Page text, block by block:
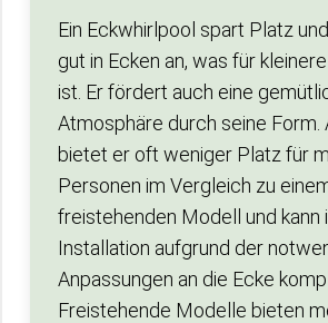
Ein Eckwhirlpool spart Platz
gut in Ecken an, was für
ist. Er fördert auch eine
Atmosphäre durch seine Form.
bietet er oft weniger Platz für
Personen im Vergleich zu
freistehenden Modell und kann
Installation aufgrund der
Anpassungen an die Ecke
Freistehende Modelle bieten